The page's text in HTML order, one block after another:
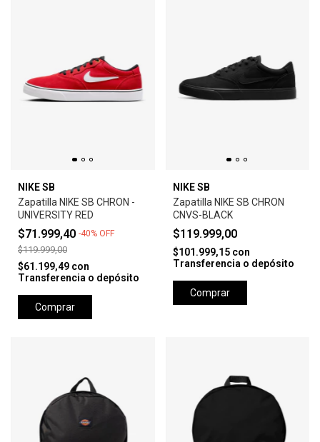
NIKE SB
Zapatilla NIKE SB CHRON -
UNIVERSITY RED
$71.999,40 -40% OFF
$119.999,00
$61.199,49 con
Transferencia o depósito
Comprar
NIKE SB
Zapatilla NIKE SB CHRON
CNVS-BLACK
$119.999,00
$101.999,15 con
Transferencia o depósito
Comprar